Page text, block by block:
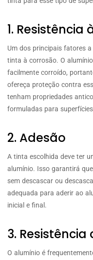
1. Resistência
Um dos principais fatores
tinta à corrosão. O
facilmente corroído,
ofereça proteção contra
tenham propriedades
formuladas para
2. Adesão
A tinta escolhida deve ter
alumínio. Isso garantirá
sem descascar ou
adequada para aderir ao
inicial e final.
3.
O alumínio é